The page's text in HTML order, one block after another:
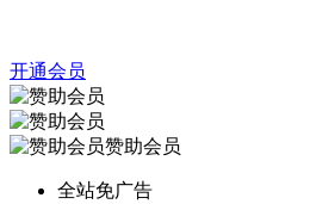
开通会员
赞助会员
全站免广告